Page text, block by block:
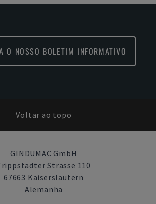
O NOSSO BOLETIM INFORMATIVO
Voltar ao topo
GINDUMAC GmbH
Strasse 110
67663 Kaiserslautern
Alemanha